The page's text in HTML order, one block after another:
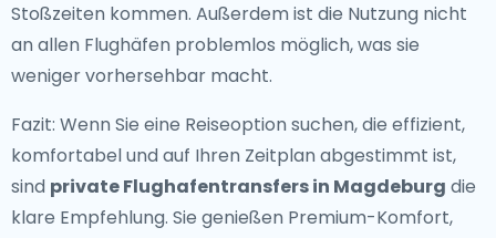
Stoßzeiten kommen. Außerdem ist die Nutzung nicht
an allen Flughäfen problemlos möglich, was sie
weniger vorhersehbar macht.
Fazit: Wenn Sie eine Reiseoption suchen, die effizient,
komfortabel und auf Ihren Zeitplan abgestimmt ist,
sind private Flughafentransfers in Magdeburg die
klare Empfehlung. Sie genießen Premium-Komfort,